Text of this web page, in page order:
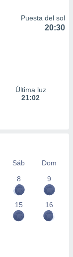
Puesta del sol
20:30
Última luz
21:02
Sáb
Dom
8
9
15 16